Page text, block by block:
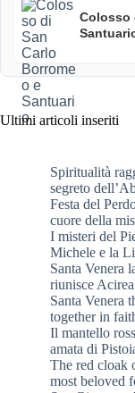
Colosso
Ultimi articoli inseriti
Spiritualità
segreto
Festa del
cuore della
I misteri del
Michele e la
Santa Venera
riunisce
Santa Venera
together in
Il mantello
amata di
The red cloak
most beloved